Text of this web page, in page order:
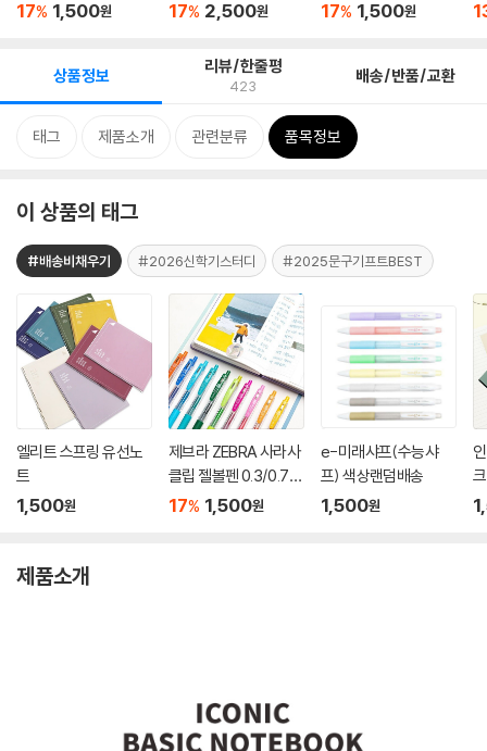
17% 1,500원 17% 2,500원 17% 1,500원
상품정보 리뷰/한줄평
423 배송/반품/교환
태그 제품소개 관련분류 품목정보
이 상품의 태그
#배송비채우기 #2026신학기스터디 #2025문구기프트BEST
엘리트 스프링 유선노
트
1,500원
제브라 ZEBRA 사라사
클립 젤볼펜 0.3/0.7m
m
17% 1,500원
e-미래샤프(수능샤
프) 색상랜덤배송
1,500원
크
제품소개